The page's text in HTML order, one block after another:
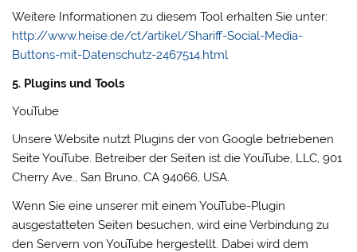
Weitere Informationen zu diesem Tool erhalten Sie unter:
http://www.heise.de/ct/artikel/Shariff-Social-Media-
Buttons-mit-Datenschutz-2467514.html
5. Plugins und Tools
YouTube
Unsere Website nutzt Plugins der von Google betriebenen
Seite YouTube. Betreiber der Seiten ist die YouTube, LLC, 901
Cherry Ave., San Bruno, CA 94066, USA.
Wenn Sie eine unserer mit einem YouTube-Plugin
ausgestatteten Seiten besuchen, wird eine Verbindung zu
den Servern von YouTube hergestellt. Dabei wird dem